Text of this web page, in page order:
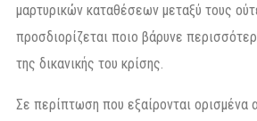
μαρτυρικών καταθέσεων μεταξύ τους
προσδιορίζεται ποιο βάρυνε
της δικανικής του κρίσης.
Σε περίπτωση που εξαίρονται ορισμένα